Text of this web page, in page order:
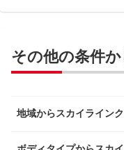
その他の条件
地域からスカイライン